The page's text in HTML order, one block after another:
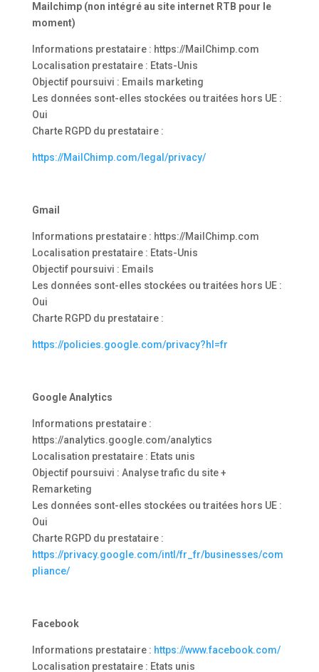
Mailchimp (non intégré au site internet RTB pour le
moment)
Informations prestataire : https://MailChimp.com
Localisation prestataire : Etats-Unis
Objectif poursuivi : Emails marketing
Les données sont-elles stockées ou traitées hors UE :
Oui
Charte RGPD du prestataire :
https://MailChimp.com/legal/privacy/
Gmail
Informations prestataire : https://MailChimp.com
Localisation prestataire : Etats-Unis
Objectif poursuivi : Emails
Les données sont-elles stockées ou traitées hors UE :
Oui
Charte RGPD du prestataire :
https://policies.google.com/privacy?hl=fr
Google Analytics
Informations prestataire :
https://analytics.google.com/analytics
Localisation prestataire : Etats unis
Objectif poursuivi : Analyse trafic du site +
Remarketing
Les données sont-elles stockées ou traitées hors UE :
Oui
Charte RGPD du prestataire :
https://privacy.google.com/intl/fr_fr/businesses/com
pliance/
Facebook
Informations prestataire : https://www.facebook.com/
Localisation prestataire : Etats unis